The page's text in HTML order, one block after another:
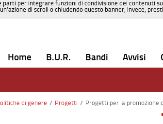
per integrare funzioni di condivisione dei contenuti
di scroll o chiudendo questo banner, invece,
Home B.U.R. Bandi Avvisi
di genere / Progetti / Progetti per la promozione